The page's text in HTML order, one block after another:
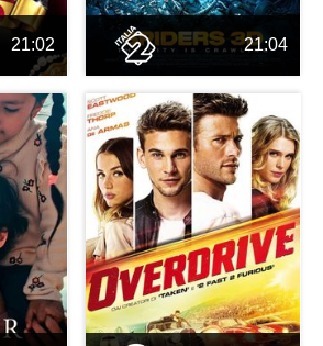
21:02 21:04